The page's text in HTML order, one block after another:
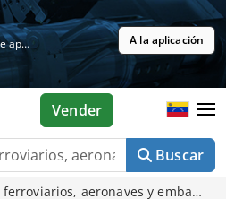
Gratis en la tienda de aplicaciones A la aplicación
Buscar
Vender
aeronaves y